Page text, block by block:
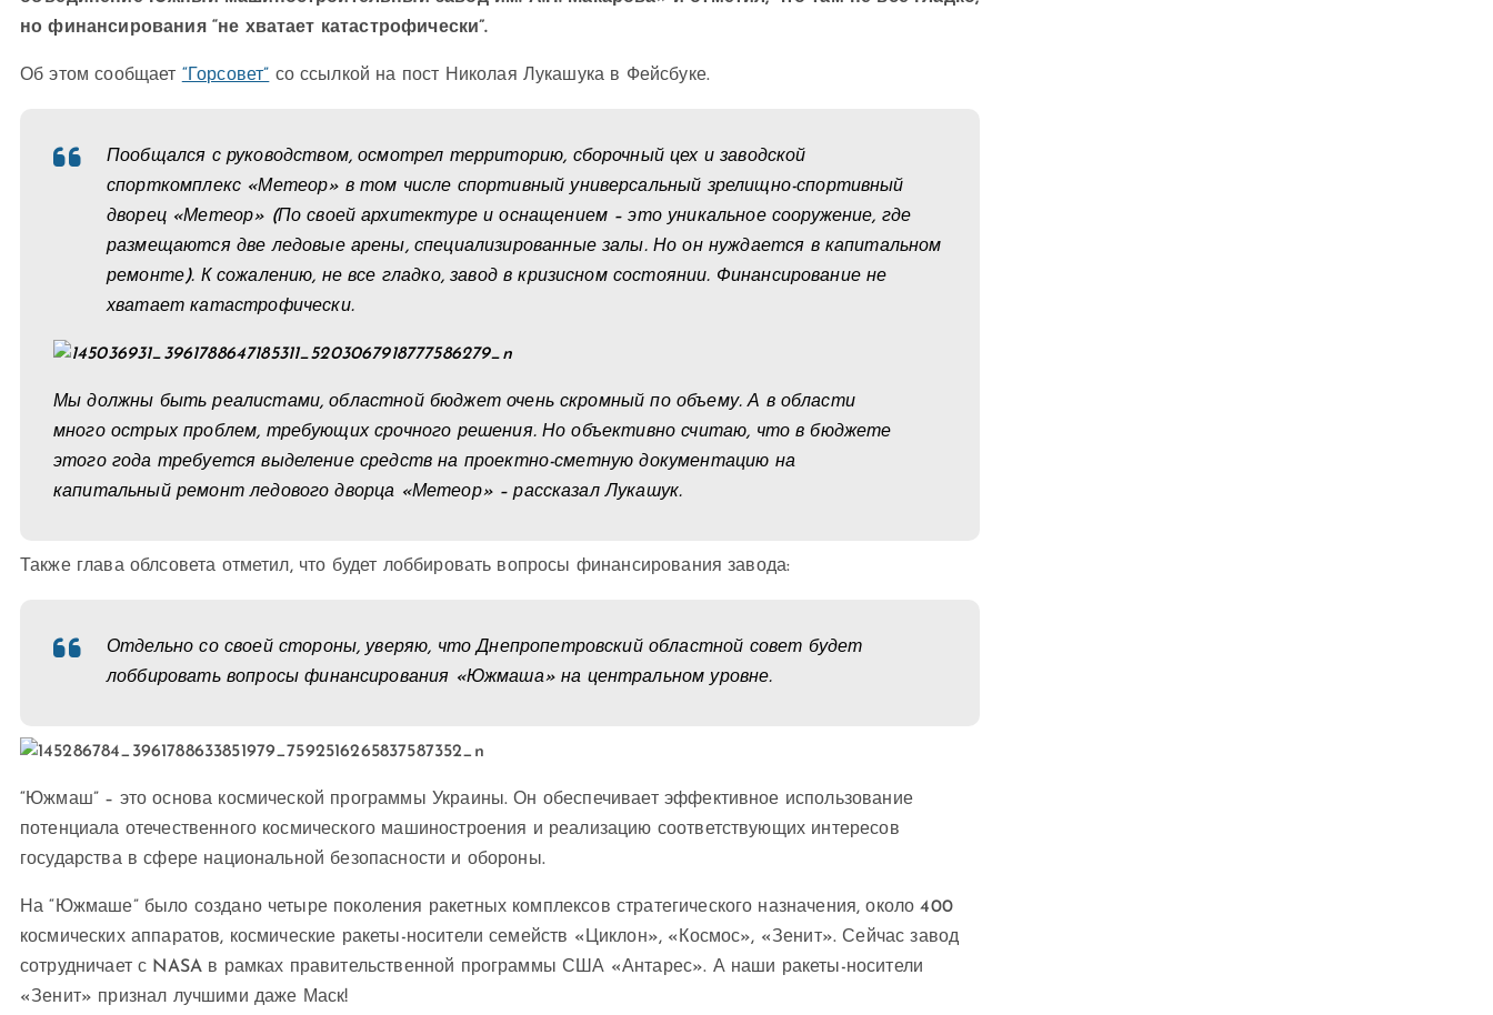
но финансирования “не хватает катастрофически”.
Об этом сообщает “Горсовет” со ссылкой на пост Николая Лукашука в Фейсбуке.
Пообщался с руководством, осмотрел территорию, сборочный цех и заводской
спорткомплекс «Метеор» в том числе спортивный универсальный зрелищно-спортивный
дворец «Метеор» (По своей архитектуре и оснащением – это уникальное сооружение, где
размещаются две ледовые арены, специализированные залы. Но он нуждается в капитальном
ремонте). К сожалению, не все гладко, завод в кризисном состоянии. Финансирование не
хватает катастрофически.
Мы должны быть реалистами, областной бюджет очень скромный по объему. А в области
много острых проблем, требующих срочного решения. Но объективно считаю, что в бюджете
этого года требуется выделение средств на проектно-сметную документацию на
капитальный ремонт ледового дворца «Метеор» – рассказал Лукашук.
Также глава облсовета отметил, что будет лоббировать вопросы финансирования завода:
Отдельно со своей стороны, уверяю, что Днепропетровский областной совет будет
лоббировать вопросы финансирования «Южмаша» на центральном уровне.
“Южмаш” – это основа космической программы Украины. Он обеспечивает эффективное использование
потенциала отечественного космического машиностроения и реализацию соответствующих интересов
государства в сфере национальной безопасности и обороны.
На “Южмаше” было создано четыре поколения ракетных комплексов стратегического назначения, около 400
космических аппаратов, космические ракеты-носители семейств «Циклон», «Космос», «Зенит». Сейчас завод
сотрудничает с NASA в рамках правительственной программы США «Антарес». А наши ракеты-носители
«Зенит» признал лучшими даже Маск!